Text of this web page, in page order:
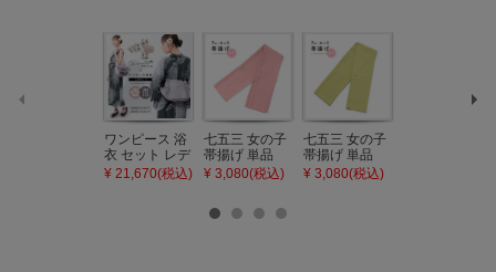
ワンピース 浴
衣 セット レデ
ィース 吸水速
¥ 21,670(税込)
七五三 女の子
帯揚げ 単品
「灰桃色」日
びあげ 和装 着
¥ 3,080(税込)
七五三 女の子
帯揚げ 単品
「若葉色」日
¥ 3,080(税込)